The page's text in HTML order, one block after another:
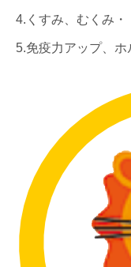
4.くすみ、むくみ
5.免疫力アップ、